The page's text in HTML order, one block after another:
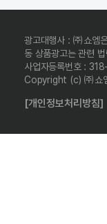
광고대행사 : ㈜쇼엠
동 상품광고는 관련
사업자등록번호 :
Copyright (c) ㈜쇼
[개인정보처리방침]